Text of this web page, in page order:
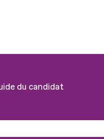
du candidat